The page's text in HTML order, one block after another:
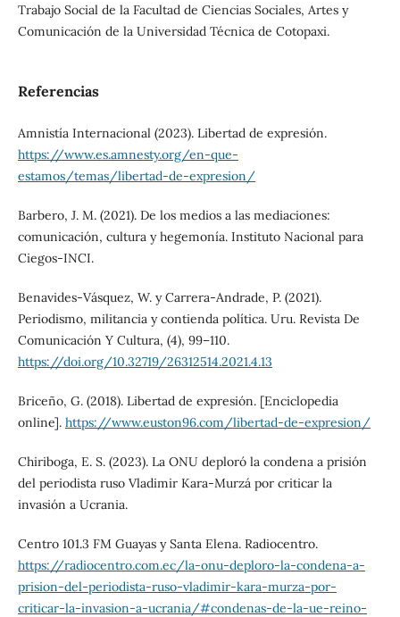
Trabajo Social de la Facultad de Ciencias Sociales, Artes y
Comunicación de la Universidad Técnica de Cotopaxi.
Referencias
Amnistía Internacional (2023). Libertad de expresión.
https://www.es.amnesty.org/en-que-
estamos/temas/libertad-de-expresion/
Barbero, J. M. (2021). De los medios a las mediaciones:
comunicación, cultura y hegemonía. Instituto Nacional para
Ciegos-INCI.
Benavides-Vásquez, W. y Carrera-Andrade, P. (2021).
Periodismo, militancia y contienda política. Uru. Revista De
Comunicación Y Cultura, (4), 99–110.
https://doi.org/10.32719/26312514.2021.4.13
Briceño, G. (2018). Libertad de expresión. [Enciclopedia
online]. https://www.euston96.com/libertad-de-expresion/
Chiriboga, E. S. (2023). La ONU deploró la condena a prisión
del periodista ruso Vladimir Kara-Murzá por criticar la
invasión a Ucrania.
Centro 101.3 FM Guayas y Santa Elena. Radiocentro.
https://radiocentro.com.ec/la-onu-deploro-la-condena-a-
prision-del-periodista-ruso-vladimir-kara-murza-por-
criticar-la-invasion-a-ucrania/#condenas-de-la-ue-reino-